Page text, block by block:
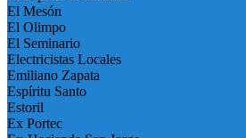
El Mesón
El Olimpo
El Seminario
Electricistas Locales
Emiliano Zapata
Espíritu Santo
Estoril
Ex Portec